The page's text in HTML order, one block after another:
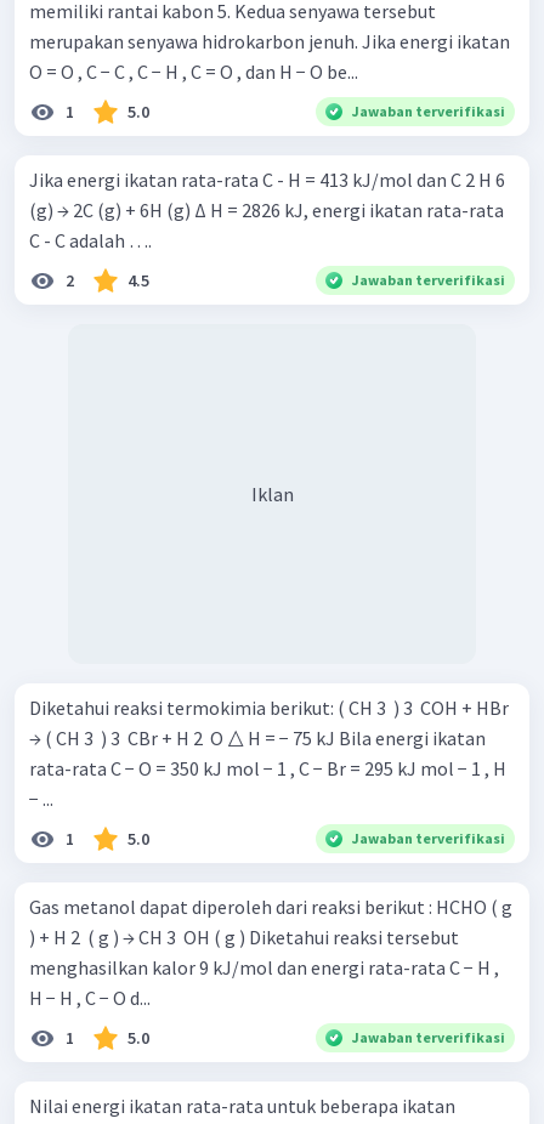
memiliki rantai kabon 5. Kedua senyawa tersebut
merupakan senyawa hidrokarbon jenuh. Jika energi ikatan
O = O , C − C , C − H , C = O , dan H − O be...
1 5.0 Jawaban terverifikasi
Jika energi ikatan rata-rata C - H = 413 kJ/mol dan C 2 H 6
(g) → 2C (g) + 6H (g) Δ H = 2826 kJ, energi ikatan rata-rata
C - C adalah ….
2 4.5 Jawaban terverifikasi
Iklan
Diketahui reaksi termokimia berikut: ( CH 3 ​ ) 3 ​ COH + HBr
→ ( CH 3 ​ ) 3 ​ CBr + H 2 ​ O △ H = − 75 kJ Bila energi ikatan
rata-rata C − O = 350 kJ mol − 1 , C − Br = 295 kJ mol − 1 , H
− ...
1 5.0 Jawaban terverifikasi
Gas metanol dapat diperoleh dari reaksi berikut : HCHO ( g
) + H 2 ​ ( g ) → CH 3 ​ OH ( g ) Diketahui reaksi tersebut
menghasilkan kalor 9 kJ/mol dan energi rata-rata C − H ,
H − H , C − O d...
1 5.0 Jawaban terverifikasi
Nilai energi ikatan rata-rata untuk beberapa ikatan